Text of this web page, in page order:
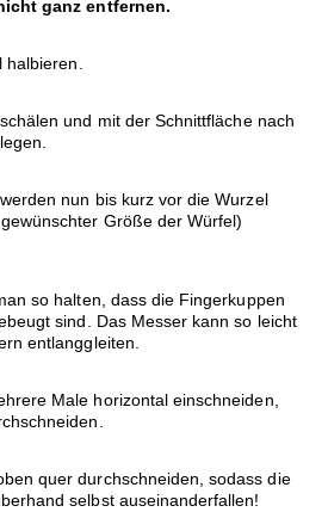
ganz entfernen.
halbieren.
und mit der Schnittfläche nach
nun bis kurz vor die Wurzel
Größe der Würfel)
so halten, dass die Fingerkuppen
sind. Das Messer kann so leicht
entlanggleiten.
Male horizontal einschneiden,
quer durchschneiden, sodass die
selbst auseinanderfallen!